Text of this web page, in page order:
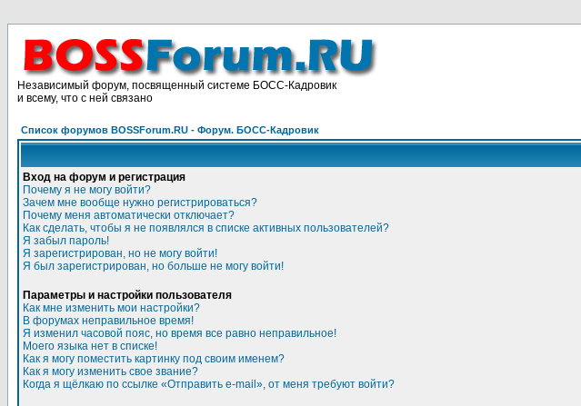
Независимый форум, посвященный системе БОСС-Кадровик
и всему, что с ней связано
Список форумов BOSSForum.RU - Форум. БОСС-Кадровик
Вход на форум и регистрация
Почему я не могу войти?
Зачем мне вообще нужно регистрироваться?
Почему меня автоматически отключает?
Как сделать, чтобы я не появлялся в списке активных пользователей?
Я забыл пароль!
Я зарегистрирован, но не могу войти!
Я был зарегистрирован, но больше не могу войти!
Параметры и настройки пользователя
Как мне изменить мои настройки?
В форумах неправильное время!
Я изменил часовой пояс, но время все равно неправильное!
Моего языка нет в списке!
Как я могу поместить картинку под своим именем?
Как я могу изменить свое звание?
Когда я щёлкаю по ссылке «Отправить e-mail», от меня требуют войти?